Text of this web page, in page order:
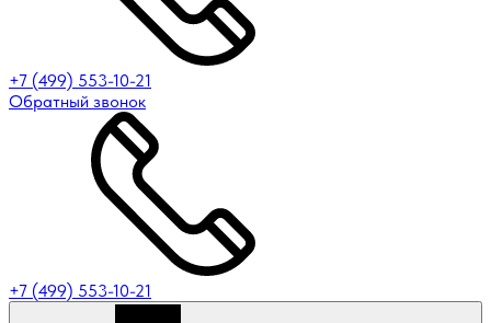
+7 (499) 553-10-21
Обратный звонок
+7 (499) 553-10-21